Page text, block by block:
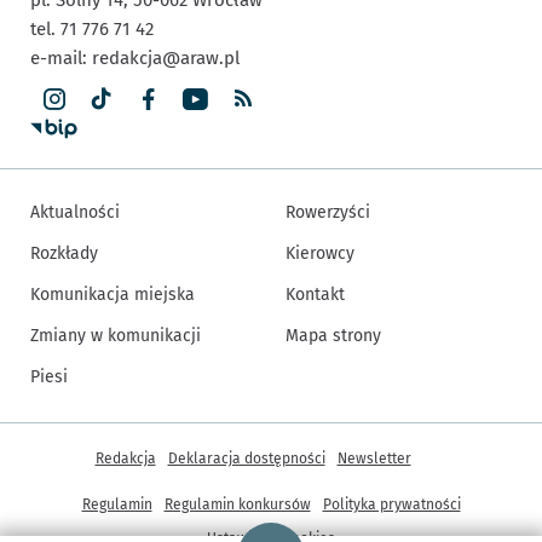
Strona główna - wroclaw.pl
tel. 71 776 71 42
e-mail: redakcja@araw.pl
Aktualności
Rozkłady
Komunikacja miejska
Zmiany w komunikacji
Piesi
Rowerzyści
Kierowcy
Kontakt
Mapa strony
Inne informacje
Redakcja Deklaracja dostępności Newsletter
Regulamin Regulamin konkursów
Polityka prywatności
Ustawienia cookies